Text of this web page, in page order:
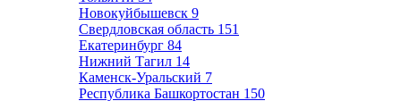
Новокуйбышевск 9
Свердловская область 151
Екатеринбург 84
Нижний Тагил 14
Каменск-Уральский 7
Республика Башкортостан 150